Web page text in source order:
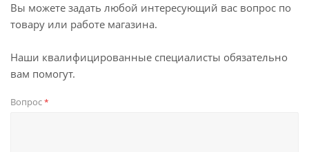
Вы можете задать любой интересующий вас вопрос по
товару или работе магазина.
Наши квалифицированные специалисты обязательно
вам помогут.
Вопрос*